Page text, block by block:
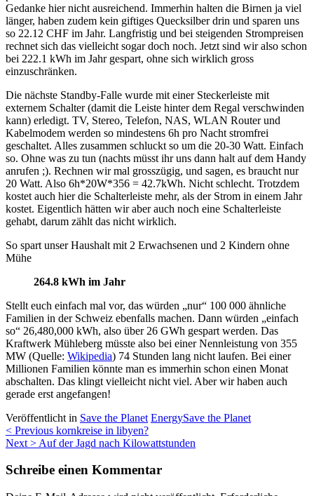
Gedanke hier nicht ausreichend. Immerhin halten die Birnen ja viel
länger, haben zudem kein giftiges Quecksilber drin und sparen uns
so 22.12 CHF im Jahr. Langfristig und bei steigenden Strompreisen
rechnet sich das vielleicht sogar doch noch. Jetzt sind wir also schon
bei 222.1 kWh im Jahr gespart, ohne sich wirklich gross
einzuschränken.
Die nächste Standby-Falle wurde mit einer Steckerleiste mit
externem Schalter (damit die Leiste hinter dem Regal verschwinden
kann) erledigt. TV, Stereo, Telefon, NAS, WLAN Router und
Kabelmodem werden so mindestens 6h pro Nacht stromfrei
geschaltet. Alles zusammen schluckt so um die 20-30 Watt. Einfach
so. Ohne was zu tun (nachts müsst ihr uns dann halt auf dem Handy
anrufen ;). Rechnen wir mal grosszügig, und sagen, es braucht nur
20 Watt. Also 6h*20W*356 = 42.7kWh. Nicht schlecht. Trotzdem
kostet auch hier die Schalterleiste mehr, als der Strom in einem Jahr
kostet. Eigentlich hätten wir aber auch noch eine Schalterleiste
gehabt, darum zählt das nicht wirklich.
So spart unser Haushalt mit 2 Erwachsenen und 2 Kindern ohne
Mühe
264.8 kWh im Jahr
Stellt euch einfach mal vor, das würden „nur“ 100 000 ähnliche
Familien in der Schweiz ebenfalls machen. Dann würden „einfach
so“ 26,480,000 kWh, also über 26 GWh gespart werden. Das
Kraftwerk Mühleberg müsste also bei einer Nennleistung von 355
MW (Quelle: Wikipedia) 74 Stunden lang nicht laufen. Bei einer
Millionen Familien könnte man es immerhin schon einen Monat
abschalten. Das klingt vielleicht nicht viel. Aber wir haben auch
gerade erst angefangen!
Veröffentlicht in Save the Planet EnergySave the Planet
Beitragsnavigation
< Previous kornkreise in libyen?
Next > Auf der Jagd nach Kilowattstunden
Schreibe einen Kommentar